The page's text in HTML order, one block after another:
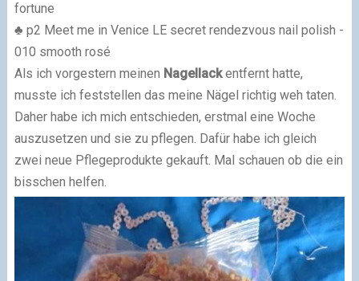
fortune
♣ p2 Meet me in Venice LE secret rendezvous nail polish -
010 smooth rosé
Als ich vorgestern meinen Nagellackentfernt hatte,
musste ich feststellen das meine Nägel richtig weh taten.
Daher habe ich mich entschieden, erstmal eine Woche
auszusetzen und sie zu pflegen. Dafür habe ich gleich
zwei neue Pflegeprodukte gekauft. Mal schauen ob die ein
bisschen helfen.